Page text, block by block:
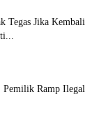
Tegas Jika Kembali
Pemilik Ramp Ilegal